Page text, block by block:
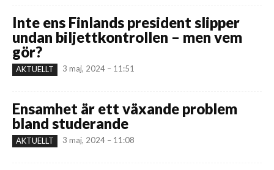
Inte ens Finlands president slipper
undan biljettkontrollen – men vem
gör?
AKTUELLT 3 maj, 2024 – 11:51
Ensamhet är ett växande problem
bland studerande
AKTUELLT 3 maj, 2024 – 11:08